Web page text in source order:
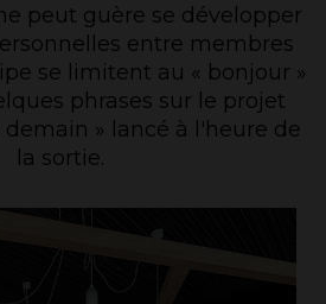
peut guère se développer
entre membres
se limitent au « bonjour »
phrases sur le projet
» lancé à l'heure de
la sortie.